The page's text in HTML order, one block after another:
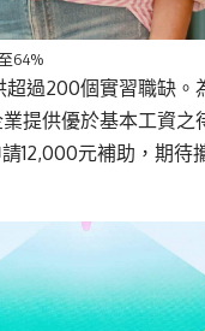
64%
過200個實習職缺。
提供優於基本工資之
12,000元補助，期待